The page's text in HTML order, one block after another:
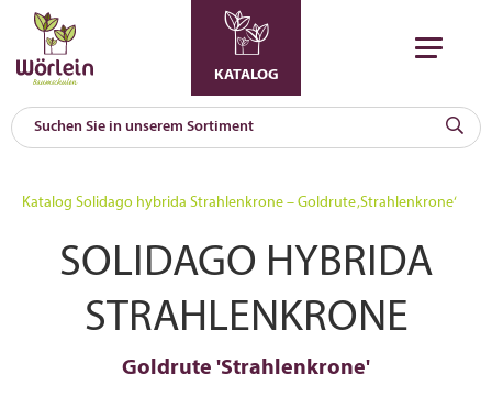
KATALOG
Katalog Solidago hybrida Strahlenkrone – Goldrute ‚Strahlenkrone‘
SOLIDAGO HYBRIDA
STRAHLENKRONE
Goldrute 'Strahlenkrone'